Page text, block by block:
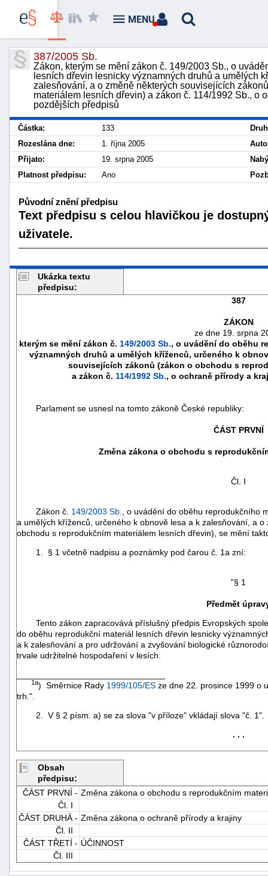
387/2005 Sb.
Zákon, kterým se mění zákon č. 149/2003 Sb., o
lesních dřevin lesnicky významných druhů a umělých
zalesňování, a o změně některých souvisejících
materiálem lesních dřevin) a zákon č. 114/1992 Sb., o
pozdějších předpisů
Částka: 133
Rozeslána dne:
1. října 2005
Přijato:
19. srpna 2005
Platnost předpisu:
Ano
Původní znění předpisu
Text předpisu s celou hlavičkou je
uživatele.
Ukázka textu
předpisu:
387
ZÁKON
ze dne 19. srpna
kterým se mění zákon č. 149/2003 Sb., o uvádění do oběhu
významných druhů a umělých kříženců, určeného k
souvisejících zákonů (zákon o obchodu s
a zákon č. 114/1992 Sb., o ochraně přírody a
Parlament se usnesl na tomto zákoně České republiky:
ČÁST PRVNÍ
Změna zákona o obchodu s
Čl. I
Zákon č. 149/2003 Sb.
, o uvádění do oběhu reprodukčního
a umělých kříženců, určeného k obnově lesa a k zalesňování, a
obchodu s reprodukčním materiálem lesních dřevin), se mění
1. § 1 včetně nadpisu a poznámky pod čarou č. 1a zní:
"§ 1
Předmět
Tento zákon zapracovává příslušný předpis Evropských
do oběhu reprodukční materiál lesních dřevin lesnicky
a k zalesňování a pro udržování a zvyšování biologické
trvale udržitelné hospodaření v lesích.
1a) Směrnice Rady 1999/105/ES ze dne 22. prosince 1999 o
trh.".
2. V § 2 písm. a) se za slova "v příloze" vkládají slova "č. 1".
. . .
Obsah
předpisu:
ČÁST PRVNÍ - Změna zákona o obchodu s reprodukčním
Čl. I
ČÁST DRUHÁ - Změna zákona o ochraně přírody a krajiny
Čl. II
ČÁST TŘETÍ - ÚČINNOST
Čl. III
MENU
škody